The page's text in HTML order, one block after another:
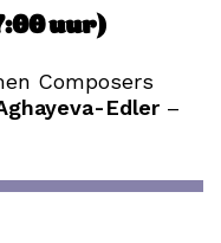
uur)
Composers
Edler –